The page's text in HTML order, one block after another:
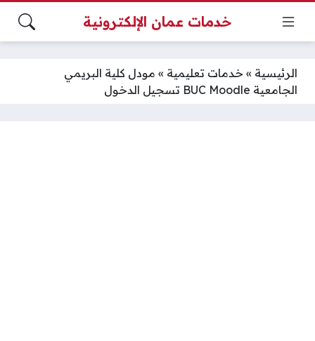
خدمات عمان الإلكترونية
الرئيسية » خدمات تعليمية » مودل كلية البريمي
الجامعية BUC Moodle تسجيل الدخول